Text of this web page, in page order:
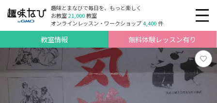
趣味とまなびで毎日を、もっと楽しく
お教室21,000教室
オンラインレッスン・ワークショップ4,400件
教室情報 無料体験レッスン有り